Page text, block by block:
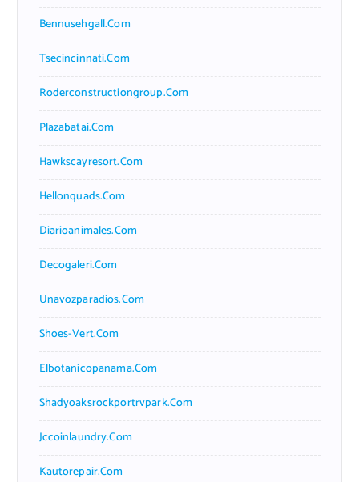
Bennusehgall.com
Tsecincinnati.com
Roderconstructiongroup.com
Plazabatai.com
Hawkscayresort.com
Hellonquads.com
Diarioanimales.com
Decogaleri.com
Unavozparadios.com
Shoes-Vert.com
Elbotanicopanama.com
Shadyoaksrockportrvpark.com
Jccoinlaundry.com
Kautorepair.com